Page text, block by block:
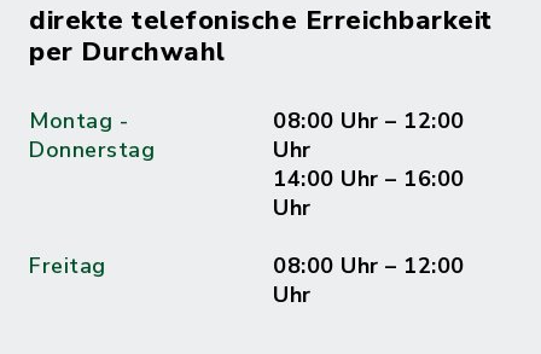
direkte telefonische Erreichbarkeit
per Durchwahl
Montag -
Donnerstag
08:00 Uhr – 12:00
Uhr
14:00 Uhr – 16:00
Uhr
Freitag
08:00 Uhr – 12:00
Uhr